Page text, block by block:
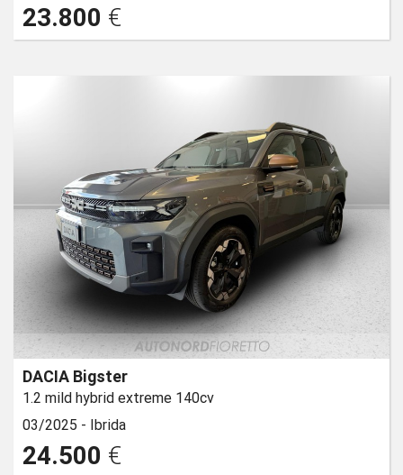
23.800 €
DACIA Bigster
1.2 mild hybrid extreme 140cv
03/2025 - Ibrida
24.500 €